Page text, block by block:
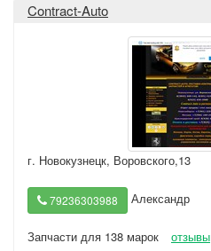
Contract-Auto
г. Новокузнецк, Воровского,13
79236303988 Александр
Запчасти для 138 марок
отзывы